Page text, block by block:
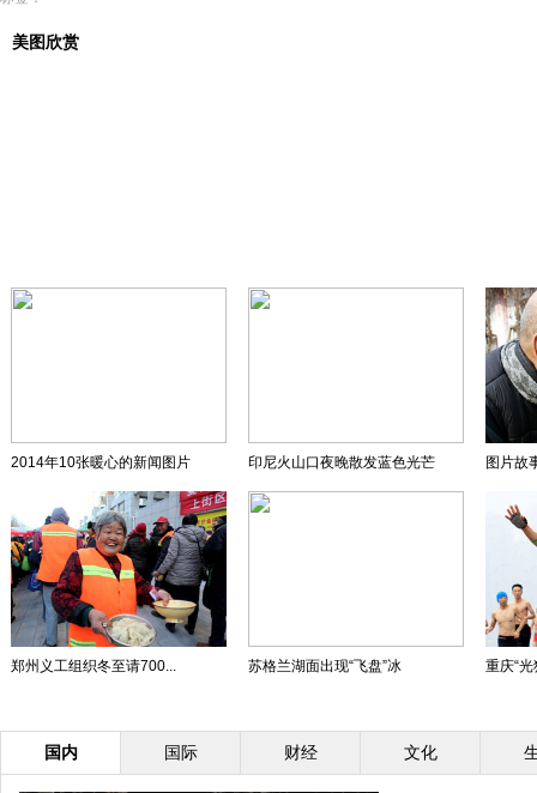
美图欣赏
2014年10张暖心的新闻图片 印尼火山口夜晚散发蓝色光芒 图片故
郑州义工组织冬至请700... 苏格兰湖面出现“飞盘”冰 重庆“
国内 国际 财经 文化